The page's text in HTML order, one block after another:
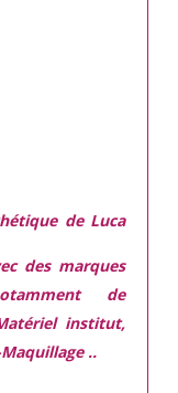
de Luca
des marques
de
institut,
..